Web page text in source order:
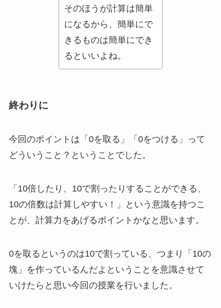
そのほうが計算は簡単
になるから、簡単にで
きるものは簡単にでき
るといいよね。
終わりに
今回のポイントは「0を取る」「0をつける」って
どういうこと？ということでした。
「10倍したり、10で割ったりすることができる、
10の倍数は計算しやすい！」
という意識を持つこ
とが、計算力をあげるポイントかなと思います。
0を取るというのは10で割っている、つまり
「10の
塊」 を作っているんだよということを意識させて
いけたらと思い今回の授業を行いました。